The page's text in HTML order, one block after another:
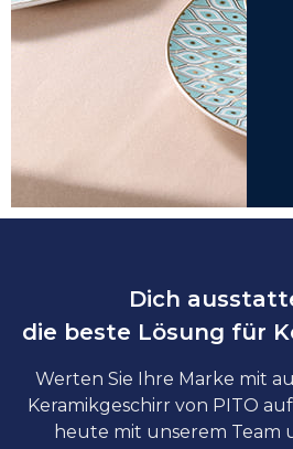
Dich
die beste Lösung für
Werten Sie Ihre Marke mit
Keramikgeschirr von PITO
heute mit unserem Team